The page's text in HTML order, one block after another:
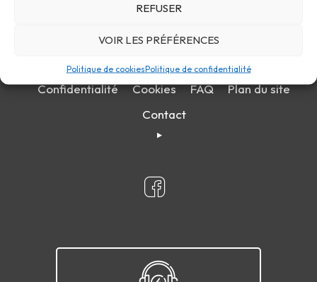
REFUSER
VOIR LES PRÉFÉRENCES
Politique de cookiesPolitique de confidentialité
Confidentialité Cookies FAQ
Plan du site
Contact